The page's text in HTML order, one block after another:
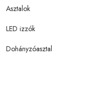
Asztalok
LED izzók
Dohányzóasztal